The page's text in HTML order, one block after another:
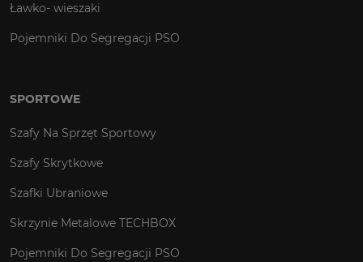
Ławko- wieszaki
Pojemniki Do Segregacji PSO
SPORTOWE
Szafy Na Sprzęt Sportowy
Szafy Skrytkowe
Szafki Ubraniowe
Skrzynie Metalowe TECHBOX
Pojemniki Do Segregacji PSO